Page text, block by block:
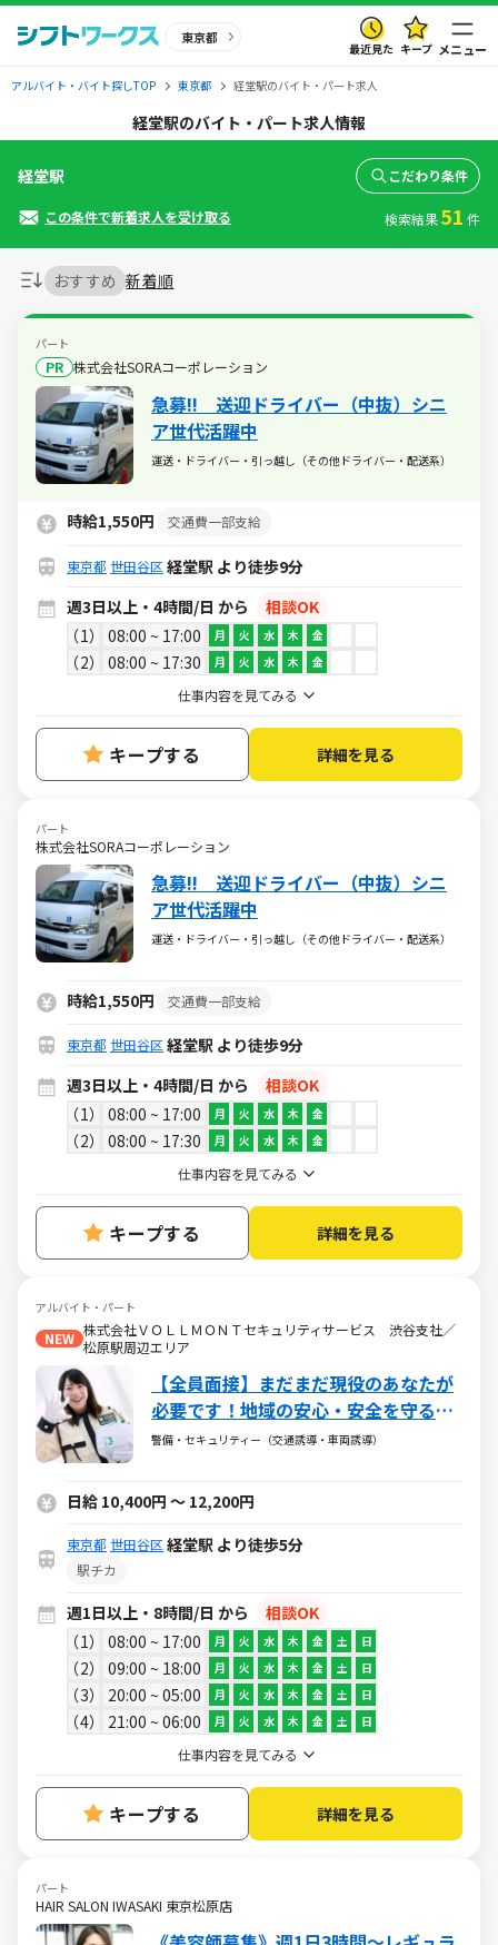
東京都
最近見た キープ メニュー
アルバイト・バイト探しTOP 東京都 経堂駅のバイト・パート求人
経堂駅のバイト・パート求人情報
おすすめ 新着順
パート
PR 株式会社SORAコーポレーション
急募!! 送迎ドライバー（中抜）シニ
ア世代活躍中
運送・ドライバー・引っ越し（その他ドライバー・配送系）
時給1,550円 交通費一部支給
東京都 世田谷区 経堂駅 より徒歩9分
週3日以上・4時間/日 から
相談OK
1
08:00 ~ 17:00 月 火 水 木 金
2 08:00 ~ 17:30 月 火 水 木 金
仕事内容を見てみる
キープする 詳細を見る
パート
株式会社SORAコーポレーション
急募!! 送迎ドライバー（中抜）シニ
ア世代活躍中
運送・ドライバー・引っ越し（その他ドライバー・配送系）
時給1,550円 交通費一部支給
東京都 世田谷区 経堂駅 より徒歩9分
週3日以上・4時間/日 から
相談OK
1
08:00 ~ 17:00 月 火 水 木 金
2 08:00 ~ 17:30 月 火 水 木 金
仕事内容を見てみる
キープする 詳細を見る
アルバイト・パート
NEW 株式会社ＶＯＬＬＭＯＮＴセキュリティサービス 渋谷支社／
松原駅周辺エリア
【全員面接】まだまだ現役のあなたが
必要です！地域の安心・安全を守るお
仕事◎60代～80代活躍中
警備・セキュリティー（交通誘導・車両誘導）
日給 10,400円 ～ 12,200円
東京都 世田谷区 経堂駅 より徒歩5分
駅チカ
週1日以上・8時間/日 から
相談OK
1
08:00 ~ 17:00 月 火 水 木 金 土 日
2 09:00 ~ 18:00 月 火 水 木 金 土 日
3 20:00 ~ 05:00 月 火 水 木 金 土 日
4 21:00 ~ 06:00 月 火 水 木 金 土 日
仕事内容を見てみる
キープする 詳細を見る
パート
HAIR SALON IWASAKI 東京松原店
経堂駅 こだわり条件
この条件で新着求人を受け取る 検索結果51 件